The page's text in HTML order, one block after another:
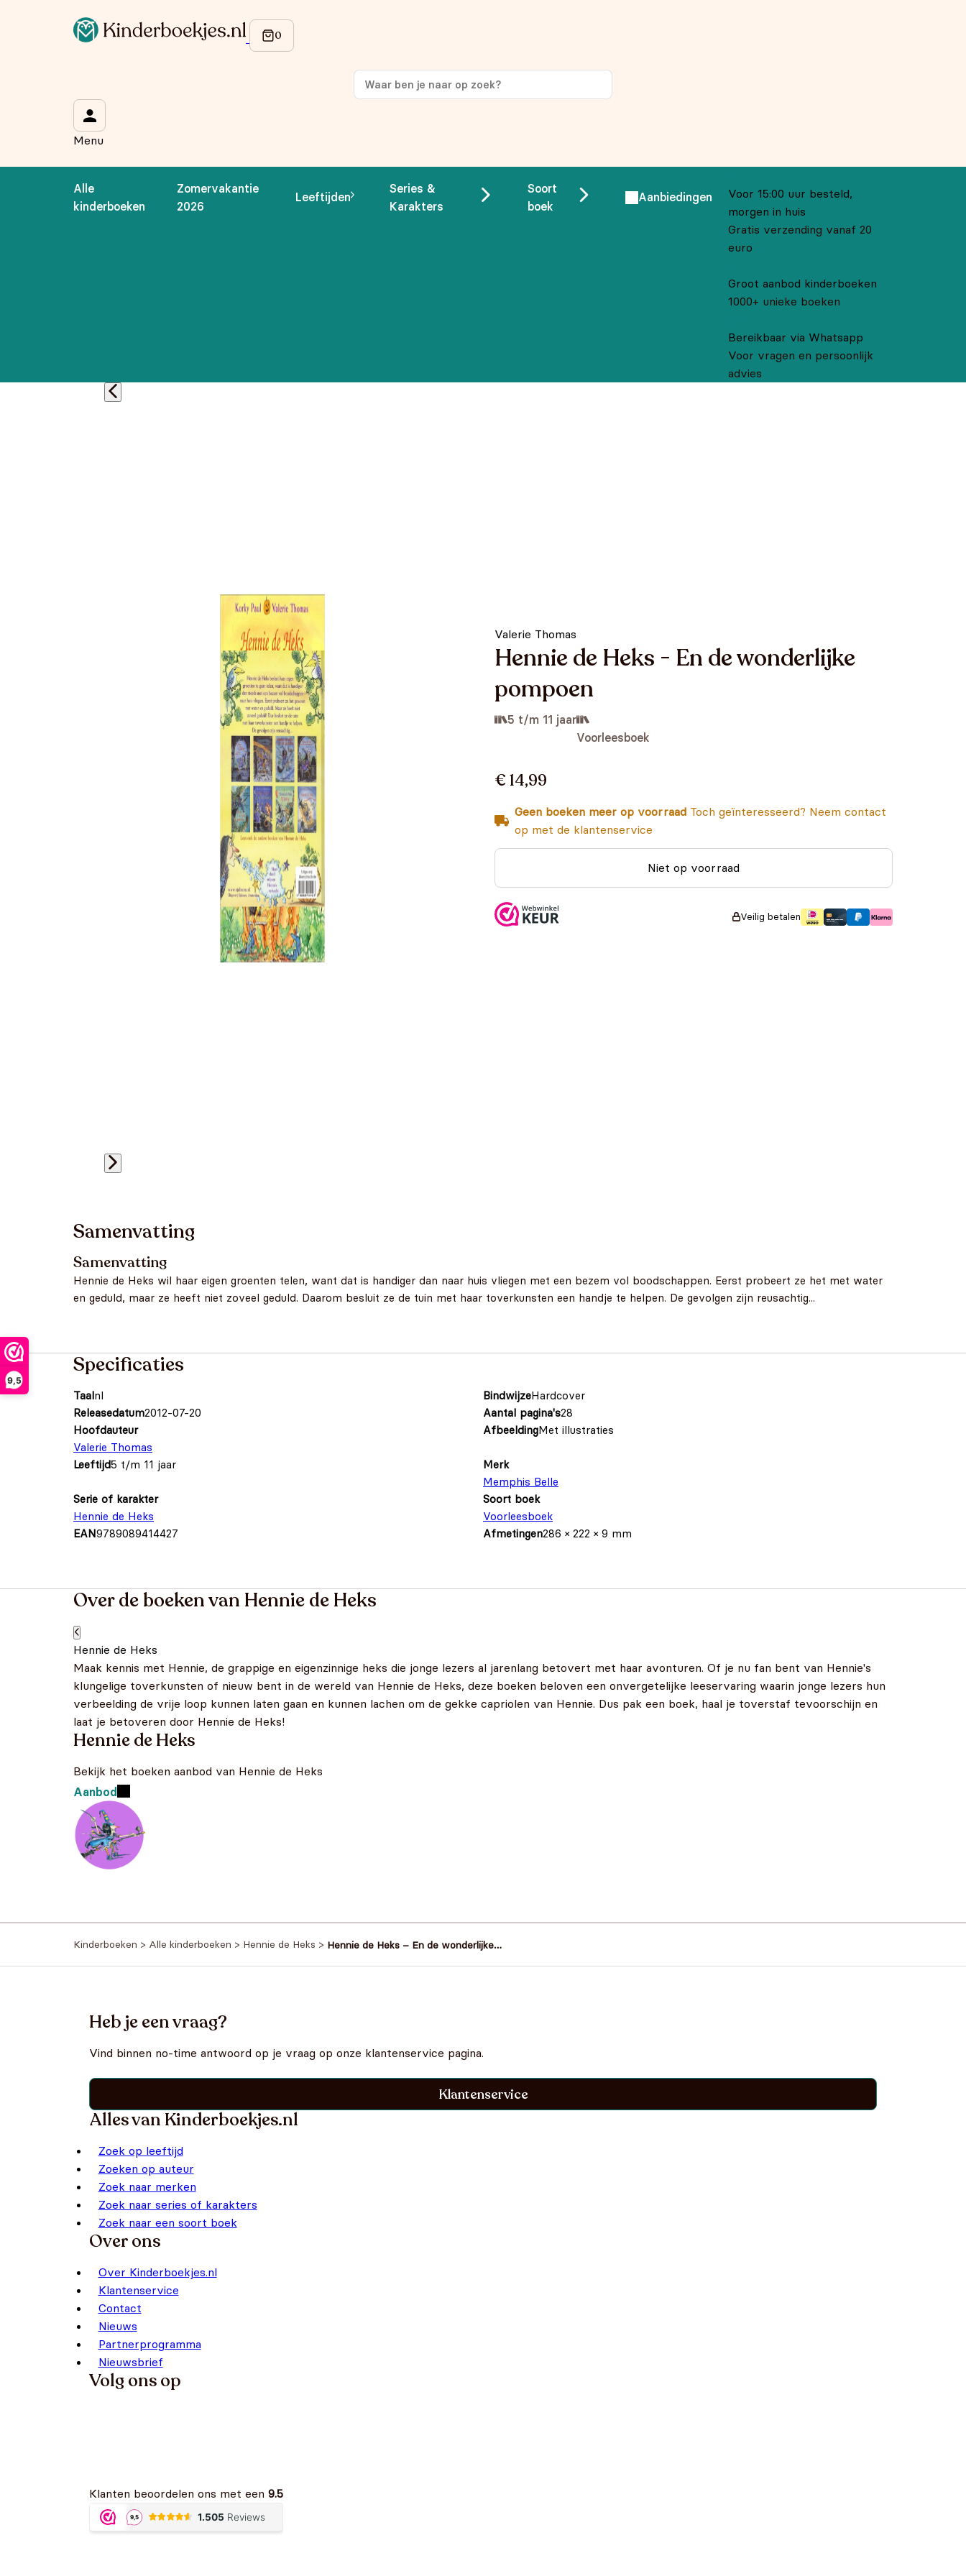
9,5
Menu
Alle
kinderboeken
Zomervakantie
2026
Leeftijden
Series &
Karakters
Soort
boek
Aanbiedingen
Voor 15:00 uur besteld,
morgen in huis
Gratis verzending vanaf 20
euro
Groot aanbod kinderboeken
1000+ unieke boeken
Bereikbaar via Whatsapp
Voor vragen en persoonlijk
advies
Valerie Thomas
Hennie de Heks - En de wonderlijke
pompoen
5 t/m 11 jaar
Voorleesboek
€ 14,99
Geen boeken meer op voorraad Toch geïnteresseerd? Neem contact
op met de klantenservice
Niet op voorraad
Veilig betalen
Samenvatting
Samenvatting
Hennie de Heks wil haar eigen groenten telen, want dat is handiger dan naar huis vliegen met een bezem vol boodschappen. Eerst probeert ze het met water
en geduld, maar ze heeft niet zoveel geduld. Daarom besluit ze de tuin met haar toverkunsten een handje te helpen. De gevolgen zijn reusachtig...
Specificaties
Taalnl BindwijzeHardcover
Releasedatum2012-07-20 Aantal pagina's28
Hoofdauteur
Valerie Thomas
AfbeeldingMet illustraties
Leeftijd5 t/m 11 jaar
Merk
Memphis Belle
Serie of karakter
Hennie de Heks
Soort boek
Voorleesboek
EAN9789089414427 Afmetingen286 × 222 × 9 mm
Over de boeken van Hennie de Heks
Hennie de Heks
Maak kennis met Hennie, de grappige en eigenzinnige heks die jonge lezers al jarenlang betovert met haar avonturen. Of je nu fan bent van Hennie's
klungelige toverkunsten of nieuw bent in de wereld van Hennie de Heks, deze boeken beloven een onvergetelijke leeservaring waarin jonge lezers hun
verbeelding de vrije loop kunnen laten gaan en kunnen lachen om de gekke capriolen van Hennie. Dus pak een boek, haal je toverstaf tevoorschijn en
laat je betoveren door Hennie de Heks!
Hennie de Heks
Bekijk het boeken aanbod van Hennie de Heks
Aanbod
Kinderboeken > Alle kinderboeken > Hennie de Heks > Hennie de Heks – En de wonderlijke
Heb je een vraag?
Vind binnen no-time antwoord op je vraag op onze klantenservice pagina.
Klantenservice
Alles van Kinderboekjes.nl
Zoek op leeftijd
Zoeken op auteur
Zoek naar merken
Zoek naar series of karakters
Zoek naar een soort boek
Over ons
Over Kinderboekjes.nl
Klantenservice
Contact
Nieuws
Partnerprogramma
Nieuwsbrief
Volg ons op
Klanten beoordelen ons met een 9.5
Op de hoogte blijven van onze acties?
op je eerste aankoop!
Wat is je voornaam?
Aanmelden